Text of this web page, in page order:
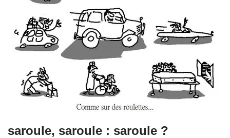
saroule, saroule : saroule ?